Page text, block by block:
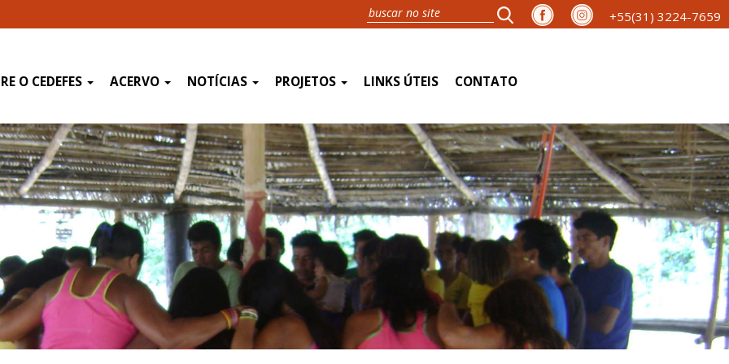
+55(31) 3224-7659
O CEDEFES ACERVO NOTÍCIAS PROJETOS LINKS ÚTEIS CONTATO